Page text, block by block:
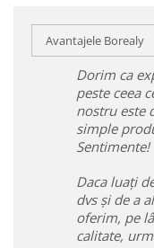
Avantajele Borealy
Dorim ca
peste ceea
nostru este
simple
Sentimente!
Daca luați
dvs și de a
oferim, pe
calitate,